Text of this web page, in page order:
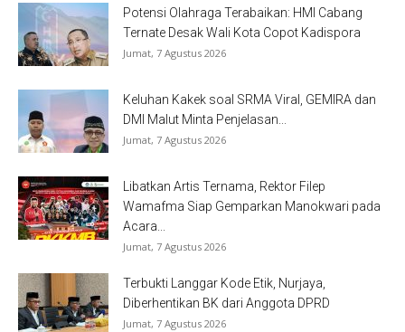
Potensi Olahraga Terabaikan: HMI Cabang
Ternate Desak Wali Kota Copot Kadispora
Jumat, 7 Agustus 2026
Keluhan Kakek soal SRMA Viral, GEMIRA dan
DMI Malut Minta Penjelasan...
Jumat, 7 Agustus 2026
Libatkan Artis Ternama, Rektor Filep
Wamafma Siap Gemparkan Manokwari pada
Acara...
Jumat, 7 Agustus 2026
Terbukti Langgar Kode Etik, Nurjaya,
Diberhentikan BK dari Anggota DPRD
Jumat, 7 Agustus 2026